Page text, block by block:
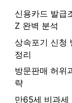
신용카드 발급
Z 완벽 분석
상속포기 신청
정리
방문판매 허위
략
만65세 비과세